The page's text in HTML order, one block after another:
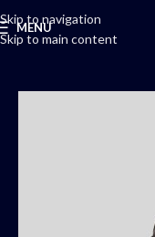
Skip to navigation
Skip to main content
MENU